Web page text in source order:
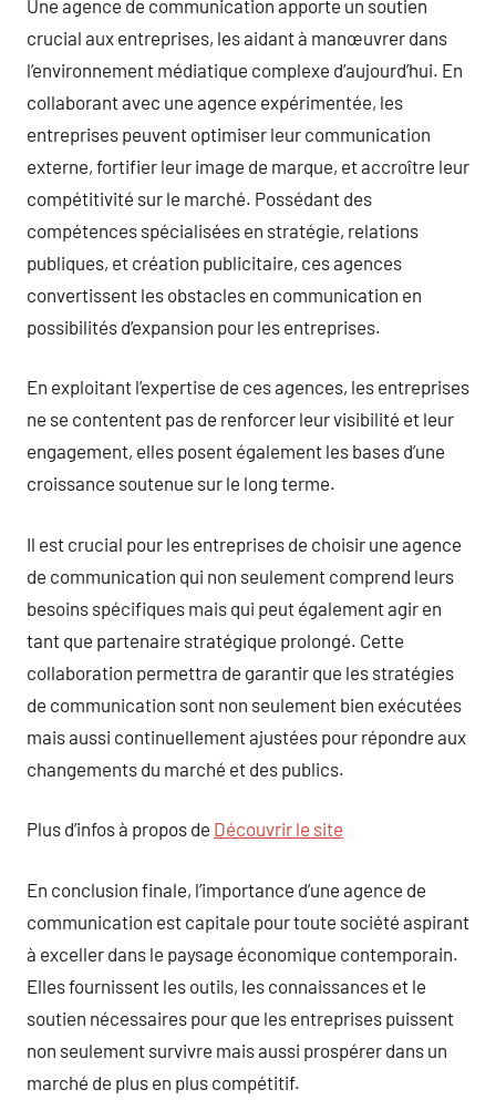
Une agence de communication apporte un soutien
crucial aux entreprises, les aidant à manœuvrer dans
l’environnement médiatique complexe d’aujourd’hui. En
collaborant avec une agence expérimentée, les
entreprises peuvent optimiser leur communication
externe, fortifier leur image de marque, et accroître leur
compétitivité sur le marché. Possédant des
compétences spécialisées en stratégie, relations
publiques, et création publicitaire, ces agences
convertissent les obstacles en communication en
possibilités d’expansion pour les entreprises.
En exploitant l’expertise de ces agences, les entreprises
ne se contentent pas de renforcer leur visibilité et leur
engagement, elles posent également les bases d’une
croissance soutenue sur le long terme.
Il est crucial pour les entreprises de choisir une agence
de communication qui non seulement comprend leurs
besoins spécifiques mais qui peut également agir en
tant que partenaire stratégique prolongé. Cette
collaboration permettra de garantir que les stratégies
de communication sont non seulement bien exécutées
mais aussi continuellement ajustées pour répondre aux
changements du marché et des publics.
Plus d’infos à propos de Découvrir le site
En conclusion finale, l’importance d’une agence de
communication est capitale pour toute société aspirant
à exceller dans le paysage économique contemporain.
Elles fournissent les outils, les connaissances et le
soutien nécessaires pour que les entreprises puissent
non seulement survivre mais aussi prospérer dans un
marché de plus en plus compétitif.